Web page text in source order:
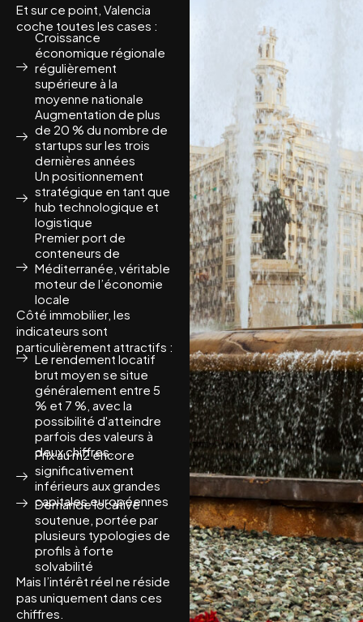
Et sur ce point, Valencia
coche toutes les cases :
Croissance
économique régionale
régulièrement
supérieure à la
moyenne nationale
Augmentation de plus
de 20 % du nombre de
startups sur les trois
dernières années
Un positionnement
stratégique en tant que
hub technologique et
logistique
Premier port de
conteneurs de
Méditerranée, véritable
moteur de l’économie
locale
Côté immobilier, les
indicateurs sont
particulièrement attractifs :
Le rendement locatif
brut moyen se situe
généralement entre 5
% et 7 %, avec la
possibilité d'atteindre
parfois des valeurs à
deux chiffres.
Prix au m2 encore
significativement
inférieurs aux grandes
capitales européennes
Demande locative
soutenue, portée par
plusieurs typologies de
profils à forte
solvabilité
Mais l’intérêt réel ne réside
pas uniquement dans ces
chiffres.